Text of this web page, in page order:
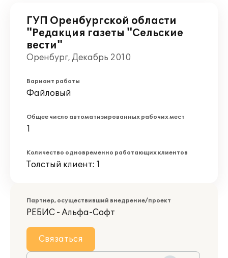
ГУП Оренбургской области
"Редакция газеты "Сельские
вести"
Оренбург, Декабрь 2010
Вариант работы
Файловый
Общее число автоматизированных рабочих мест
1
Количество одновременно работающих клиентов
Толстый клиент: 1
Партнер, осуществивший внедрение/проект
РЕБИС - Альфа-Софт
Связаться